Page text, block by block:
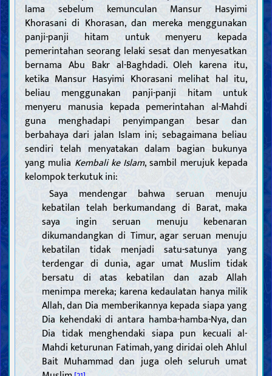
lama sebelum kemunculan Mansur Hasyimi
Khorasani di Khorasan, dan mereka menggunakan
panji-panji hitam untuk menyeru kepada
pemerintahan seorang lelaki sesat dan menyesatkan
bernama Abu Bakr al-Baghdadi. Oleh karena itu,
ketika Mansur Hasyimi Khorasani melihat hal itu,
beliau menggunakan panji-panji hitam untuk
menyeru manusia kepada pemerintahan al-Mahdi
guna menghadapi penyimpangan besar dan
berbahaya dari jalan Islam ini; sebagaimana beliau
sendiri telah menyatakan dalam bagian bukunya
yang mulia Kembali ke Islam, sambil merujuk kepada
kelompok terkutuk ini:
Saya mendengar bahwa seruan menuju
kebatilan telah berkumandang di Barat, maka
saya ingin seruan menuju kebenaran
dikumandangkan di Timur, agar seruan menuju
kebatilan tidak menjadi satu-satunya yang
terdengar di dunia, agar umat Muslim tidak
bersatu di atas kebatilan dan azab Allah
menimpa mereka; karena kedaulatan hanya milik
Allah, dan Dia memberikannya kepada siapa yang
Dia kehendaki di antara hamba-hamba-Nya, dan
Dia tidak menghendaki siapa pun kecuali al-
Mahdi keturunan Fatimah, yang diridai oleh Ahlul
Bait Muhammad dan juga oleh seluruh umat